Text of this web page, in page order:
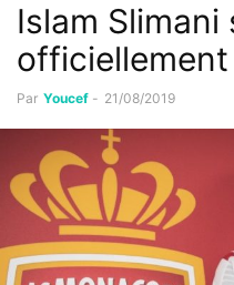
Islam Slimani
Par Youcef - 21/08/2019